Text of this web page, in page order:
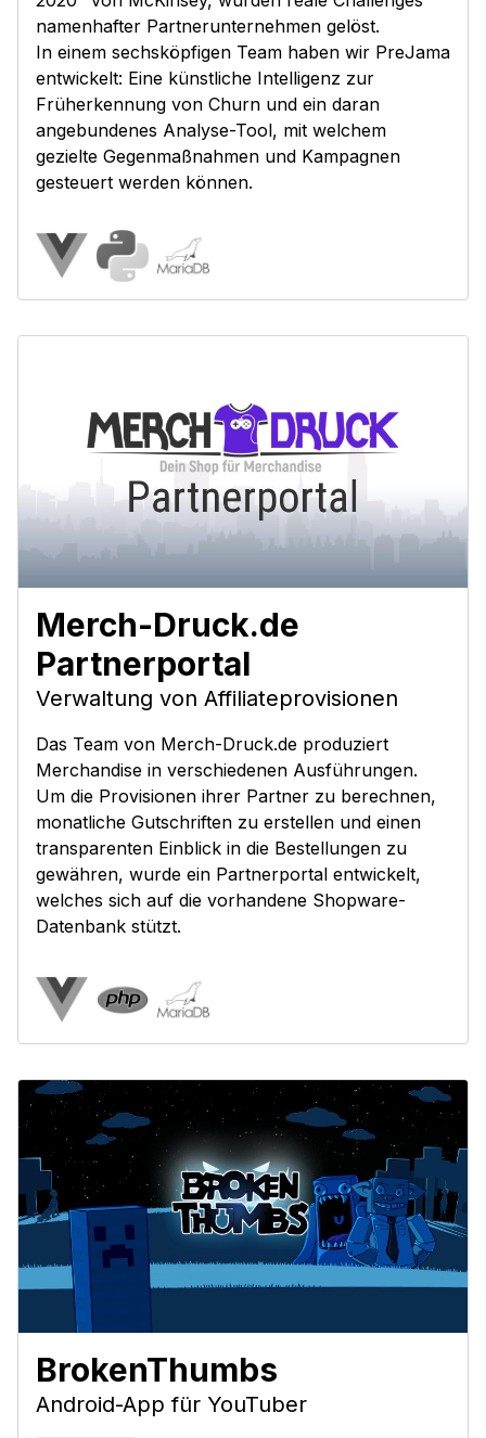
namenhafter Partnerunternehmen gelöst.
In einem sechsköpfigen Team haben wir PreJama
entwickelt: Eine künstliche Intelligenz zur
Früherkennung von Churn und ein daran
angebundenes Analyse-Tool, mit welchem
gezielte Gegenmaßnahmen und Kampagnen
gesteuert werden können.
Merch-Druck.de
Partnerportal
Verwaltung von Affiliateprovisionen
Das Team von Merch-Druck.de produziert
Merchandise in verschiedenen Ausführungen.
Um die Provisionen ihrer Partner zu berechnen,
monatliche Gutschriften zu erstellen und einen
transparenten Einblick in die Bestellungen zu
gewähren, wurde ein Partnerportal entwickelt,
welches sich auf die vorhandene Shopware-
Datenbank stützt.
BrokenThumbs
Android-App für YouTuber